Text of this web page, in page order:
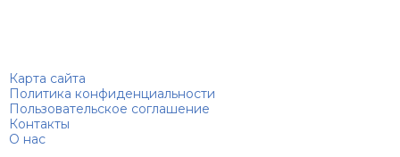
Карта сайта
Политика конфиденциальности
Пользовательское соглашение
Контакты
О нас